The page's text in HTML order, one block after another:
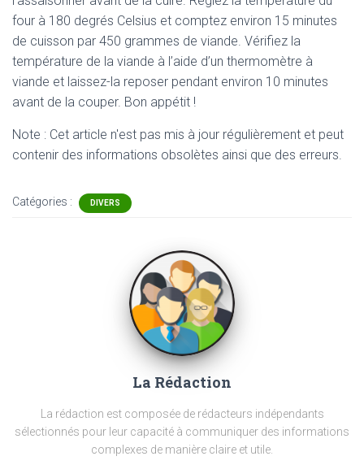
four à 180 degrés Celsius et comptez environ 15 minutes
de cuisson par 450 grammes de viande. Vérifiez la
température de la viande à l’aide d’un thermomètre à
viande et laissez-la reposer pendant environ 10 minutes
avant de la couper. Bon appétit !
Note : Cet article n'est pas mis à jour régulièrement et peut
contenir des informations obsolètes ainsi que des erreurs.
Catégories : DIVERS
La Rédaction
La rédaction est composée de rédacteurs indépendants
sélectionnés pour leur capacité à communiquer des informations
complexes de manière claire et utile.